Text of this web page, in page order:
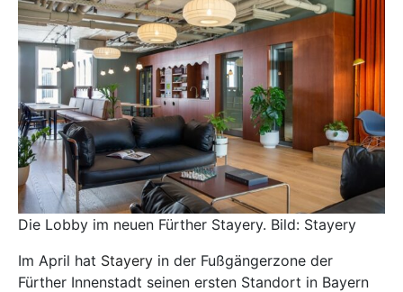
Die Lobby im neuen Fürther Stayery. Bild: Stayery
Im April hat Stayery in der Fußgängerzone der
Fürther Innenstadt seinen ersten Standort in Bayern